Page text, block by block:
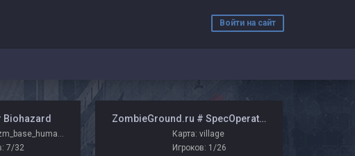
Войти на сайт
Biohazard
Карта: zm_base_humans_fix_zg
7/32
️ ZombieGround.ru # SpecOperations
Карта: village
Игроков: 1/26